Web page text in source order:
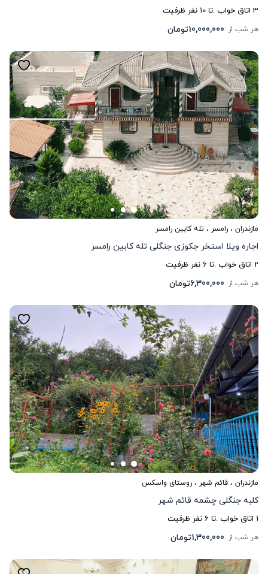
3 اتاق خواب .تا10 نفر ظرفیت
هر شب از :10,000,000تومان
مازندران ، رامسر ، تله کابین رامسر
اجاره ویلا استخر جکوزی جنگلی تله کابین رامسر
2 اتاق خواب .تا 6نفر ظرفیت
هر شب از :6,300,000تومان
مازندران ، قائم شهر ، روستای واسکس
کلبه جنگلی چشمه قائم شهر
1 اتاق خواب .تا 6نفر ظرفیت
هر شب از :1,300,000تومان